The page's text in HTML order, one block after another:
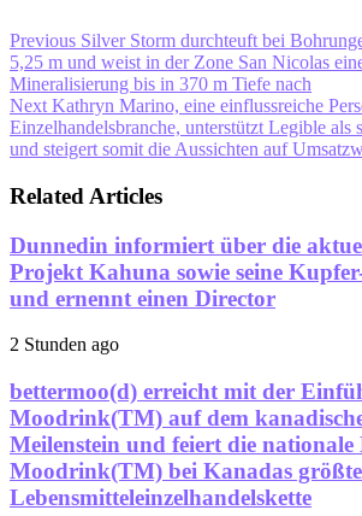
Previous Silver Storm durchteuft bei
5,25 m und weist in der Zone San Nicolas
Mineralisierung bis in 370 m Tiefe nach
Next Kathryn Marino, eine einflussreiche
Einzelhandelsbranche, unterstützt Legible als
und steigert somit die Aussichten auf
Related Articles
Dunnedin informiert über die
Projekt Kahuna sowie seine
und ernennt einen Director
2 Stunden ago
bettermoo(d) erreicht mit der
Moodrink(TM) auf dem
Meilenstein und feiert die
Moodrink(TM) bei Kanadas
Lebensmitteleinzelhandelskette